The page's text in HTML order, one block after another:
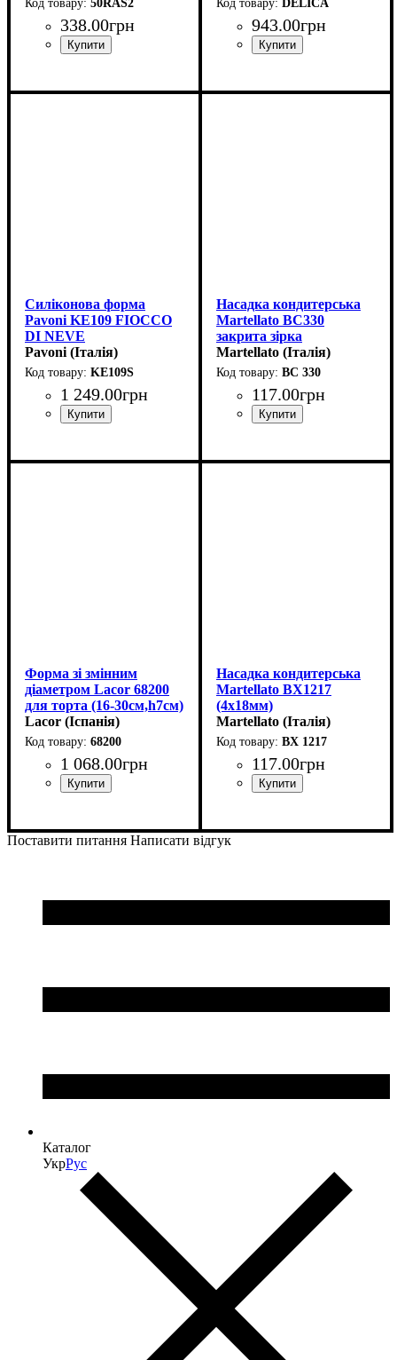
50RAS2
338.00грн
DELICA
943.00грн
Силіконова форма
Pavoni KE109 FIOCCO
DI NEVE
(d208мм,h47мм,1100мл)
Pavoni (Італія)
KE109S
1 249.00грн
Насадка кондитерська
Martellato BC330
закрита зірка
(d12мм,h47мм)
Martellato (Італія)
BC 330
117.00грн
Форма зі змінним
діаметром Lacor 68200
для торта (16-30см,h7см)
Lacor (Іспанія)
68200
1 068.00грн
Насадка кондитерська
Martellato BX1217
(4х18мм)
Martellato (Італія)
BX 1217
117.00грн
Поставити питання Написати відгук
Каталог
УкрРус